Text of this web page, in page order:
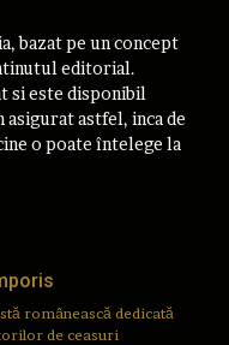
bazat pe un concept
editorial.
si este disponibil
asigurat astfel, inca de
o poate întelege la
românească dedicată
de ceasuri